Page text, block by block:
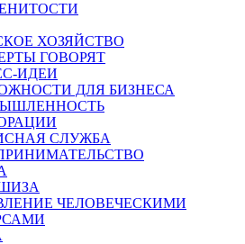
ХОЗЯЙСТВО
ГОВОРЯТ
ИДЕИ
ДЛЯ БИЗНЕСА
СЛУЖБА
ЧЕЛОВЕЧЕСКИМИ